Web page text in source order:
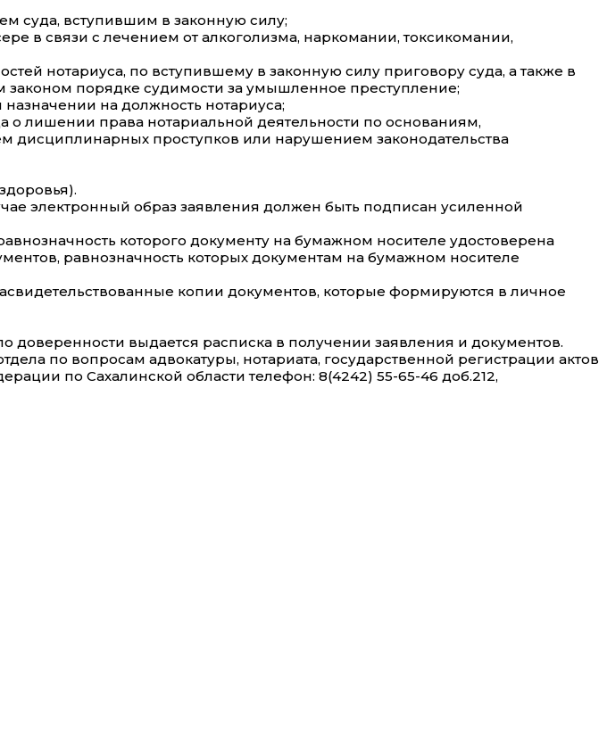
суда, вступившим в законную силу;
в связи с лечением от алкоголизма, наркомании, токсикомании,
нотариуса, по вступившему в законную силу приговору суда, а также в
порядке судимости за умышленное преступление;
на должность нотариуса;
лишении права нотариальной деятельности по основаниям,
проступков или нарушением законодательства
электронный образ заявления должен быть подписан усиленной
которого документу на бумажном носителе удостоверена
равнозначность которых документам на бумажном носителе
копии документов, которые формируются в личное
выдается расписка в получении заявления и документов.
по вопросам адвокатуры, нотариата, государственной регистрации актов
по Сахалинской области телефон: 8(4242) 55-65-46 доб.212,